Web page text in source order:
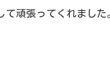
頑張ってくれました